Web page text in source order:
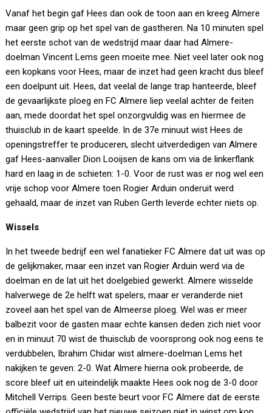
Vanaf het begin gaf Hees dan ook de toon aan en kreeg Almere
maar geen grip op het spel van de gastheren. Na 10 minuten spel
het eerste schot van de wedstrijd maar daar had Almere-
doelman Vincent Lems geen moeite mee. Niet veel later ook nog
een kopkans voor Hees, maar de inzet had geen kracht dus bleef
een doelpunt uit. Hees, dat veelal de lange trap hanteerde, bleef
de gevaarlijkste ploeg en FC Almere liep veelal achter de feiten
aan, mede doordat het spel onzorgvuldig was en hiermee de
thuisclub in de kaart speelde. In de 37e minuut wist Hees de
openingstreffer te produceren, slecht uitverdedigen van Almere
gaf Hees-aanvaller Dion Looijsen de kans om via de linkerflank
hard en laag in de schieten: 1-0. Voor de rust was er nog wel een
vrije schop voor Almere toen Rogier Arduin onderuit werd
gehaald, maar de inzet van Ruben Gerth leverde echter niets op.
Wissels
In het tweede bedrijf een wel fanatieker FC Almere dat uit was op
de gelijkmaker, maar een inzet van Rogier Arduin werd via de
doelman en de lat uit het doelgebied gewerkt. Almere wisselde
halverwege de 2e helft wat spelers, maar er veranderde niet
zoveel aan het spel van de Almeerse ploeg. Wel was er meer
balbezit voor de gasten maar echte kansen deden zich niet voor
en in minuut 70 wist de thuisclub de voorsprong ook nog eens te
verdubbelen, Ibrahim Chidar wist almere-doelman Lems het
nakijken te geven: 2-0. Wat Almere hierna ook probeerde, de
score bleef uit en uiteindelijk maakte Hees ook nog de 3-0 door
Mitchell Verrips. Geen beste beurt voor FC Almere dat de eerste